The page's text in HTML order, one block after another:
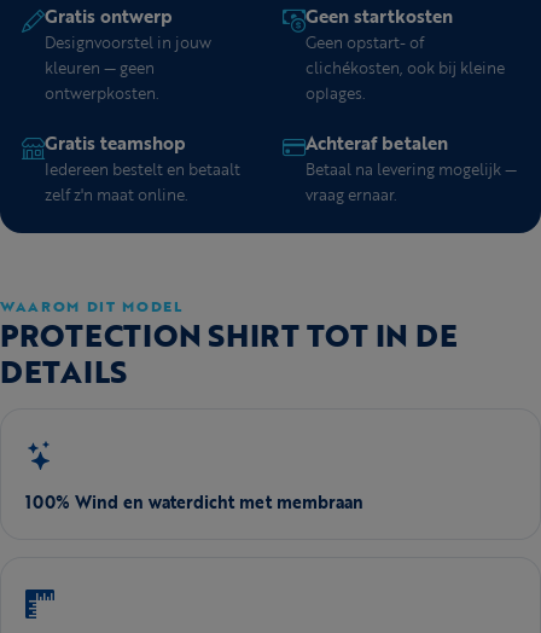
Gratis ontwerp
Designvoorstel in jouw
kleuren — geen
ontwerpkosten.
Geen startkosten
Geen opstart- of
clichékosten, ook bij kleine
oplages.
Gratis teamshop
Iedereen bestelt en betaalt
zelf z'n maat online.
Achteraf betalen
Betaal na levering mogelijk —
vraag ernaar.
WAAROM DIT MODEL
PROTECTION SHIRT TOT IN DE
DETAILS
100% Wind en waterdicht met membraan